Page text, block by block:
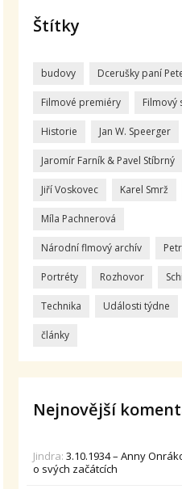
Štítky
budovy Dcerušky paní
Filmové premiéry Filmový
Historie Jan W. Speerger
Jaromír Farník & Pavel Stíbrný
Jiří Voskovec Karel Smrž
Míla Pachnerová
Národní flmový archív
Portréty Rozhovor
Technika Události týdne
články
Nejnovější
Jindra:3.10.1934 – Anny
o svých začátcích